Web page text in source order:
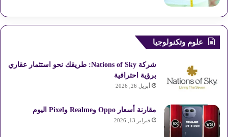
علوم وتكنولوجيا
شركة Nations of Sky: طريقك نحو استثمار عقاري
برؤية احترافية
أبريل 26, 2026
مقارنة أسعار Oppo وRealme وPixel اليوم
فبراير 13, 2026